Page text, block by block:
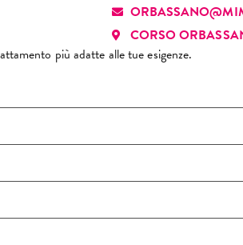
CORSO
più adatte alle tue esigenze.